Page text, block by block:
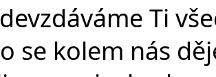
Ti
se kolem nás